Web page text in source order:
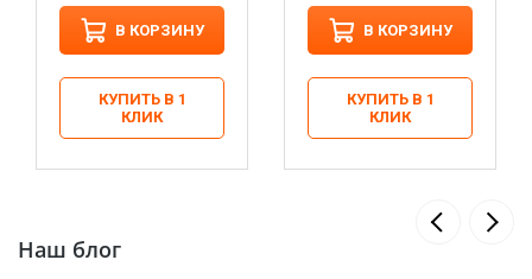
В КОРЗИНУ
КУПИТЬ В 1
КЛИК
В КОРЗИНУ
КУПИТЬ В 1
КЛИК
Наш блог